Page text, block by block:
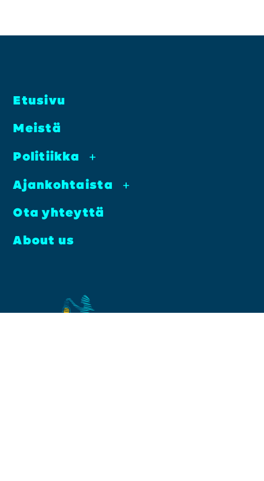
Etusi­vu
Meis­tä
Poli­tiik­ka
+
Ajan­koh­tais­ta +
Ota yhteyt­tä
About us